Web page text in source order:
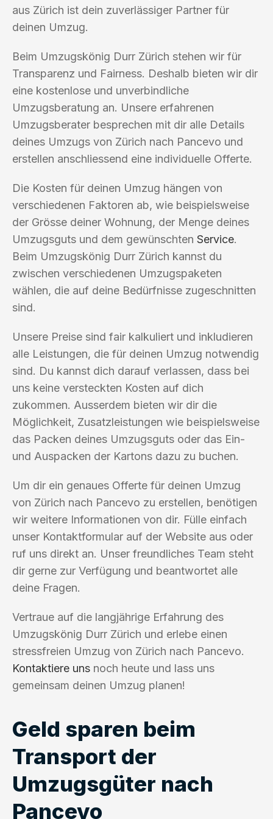
aus Zürich ist dein zuverlässiger Partner für
deinen Umzug.
Beim Umzugskönig Durr Zürich stehen wir für
Transparenz und Fairness. Deshalb bieten wir dir
eine kostenlose und unverbindliche
Umzugsberatung an. Unsere erfahrenen
Umzugsberater besprechen mit dir alle Details
deines Umzugs von Zürich nach Pancevo und
erstellen anschliessend eine individuelle Offerte.
Die Kosten für deinen Umzug hängen von
verschiedenen Faktoren ab, wie beispielsweise
der Grösse deiner Wohnung, der Menge deines
Umzugsguts und dem gewünschten Service.
Beim Umzugskönig Durr Zürich kannst du
zwischen verschiedenen Umzugspaketen
wählen, die auf deine Bedürfnisse zugeschnitten
sind.
Unsere Preise sind fair kalkuliert und inkludieren
alle Leistungen, die für deinen Umzug notwendig
sind. Du kannst dich darauf verlassen, dass bei
uns keine versteckten Kosten auf dich
zukommen. Ausserdem bieten wir dir die
Möglichkeit, Zusatzleistungen wie beispielsweise
das Packen deines Umzugsguts oder das Ein-
und Auspacken der Kartons dazu zu buchen.
Um dir ein genaues Offerte für deinen Umzug
von Zürich nach Pancevo zu erstellen, benötigen
wir weitere Informationen von dir. Fülle einfach
unser Kontaktformular auf der Website aus oder
ruf uns direkt an. Unser freundliches Team steht
dir gerne zur Verfügung und beantwortet alle
deine Fragen.
Vertraue auf die langjährige Erfahrung des
Umzugskönig Durr Zürich und erlebe einen
stressfreien Umzug von Zürich nach Pancevo.
Kontaktiere uns noch heute und lass uns
gemeinsam deinen Umzug planen!
Geld sparen beim
Transport der
Umzugsgüter nach
Pancevo